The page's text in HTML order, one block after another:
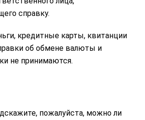
справку.
кредитные карты, квитанции
об обмене валюты и
не принимаются.
пожалуйста, можно ли